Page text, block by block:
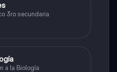
3ro secundaria
a la Biología